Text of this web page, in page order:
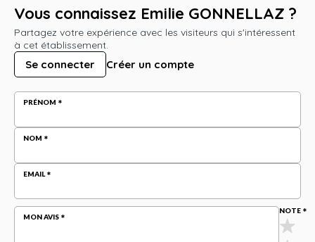
Vous connaissez Emilie GONNELLAZ ?
Partagez votre expérience avec les visiteurs qui s'intéressent
à cet établissement.
Se connecter Créer un compte
PRÉNOM
NOM
EMAIL
MON AVIS
NOTE